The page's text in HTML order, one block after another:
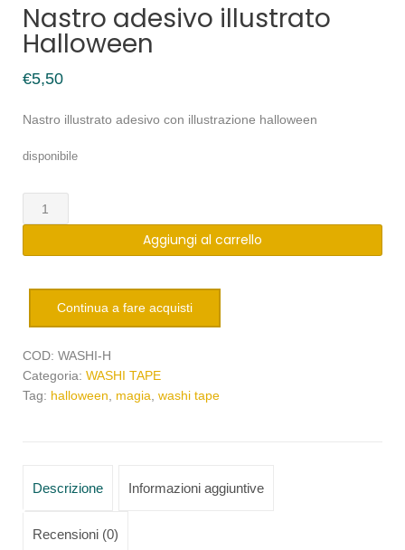
Nastro adesivo illustrato
Halloween
€5,50
Nastro illustrato adesivo con illustrazione halloween
disponibile
Nastro
adesivo
Aggiungi al carrello
Continua a fare acquisti
COD: WASHI-H
Categoria: WASHI TAPE
Tag: halloween, magia, washi tape
Descrizione Informazioni aggiuntive
Recensioni (0)